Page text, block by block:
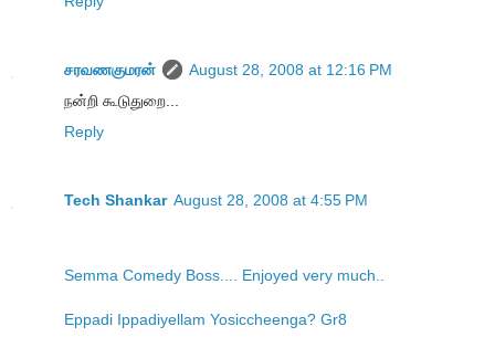
சரவணகுமரன்
August 28, 2008 at 12:16 PM
நன்றி கூடுதுறை...
Reply
Tech Shankar August 28, 2008 at 4:55 PM
Semma Comedy Boss.... Enjoyed very much..
Eppadi Ippadiyellam Yosiccheenga? Gr8